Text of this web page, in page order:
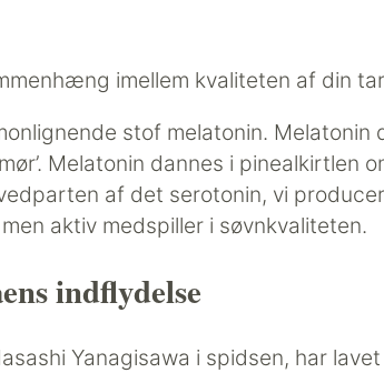
imellem kvaliteten af din
stof melatonin.
Melatonin dannes i
af det serotonin, vi
aktiv medspiller i søvnkvaliteten.
indflydelse
Yanagisawa i spidsen, har